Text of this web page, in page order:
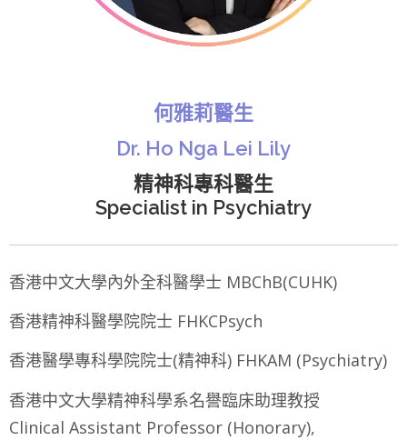
何雅莉醫生
Dr. Ho Nga Lei Lily
精神科專科醫生
Specialist in Psychiatry
香港中文大學內外全科醫學士 MBChB(CUHK)
香港精神科醫學院院士 FHKCPsych
香港醫學專科學院院士(精神科) FHKAM (Psychiatry)
​香港中文大學精神科學系名譽臨床助理教授
Clinical Assistant Professor (Honorary),